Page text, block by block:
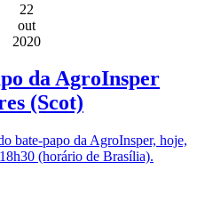
22
out
2020
da AgroInsper
(Scot)
bate-papo da AgroInsper, hoje,
(horário de Brasília).